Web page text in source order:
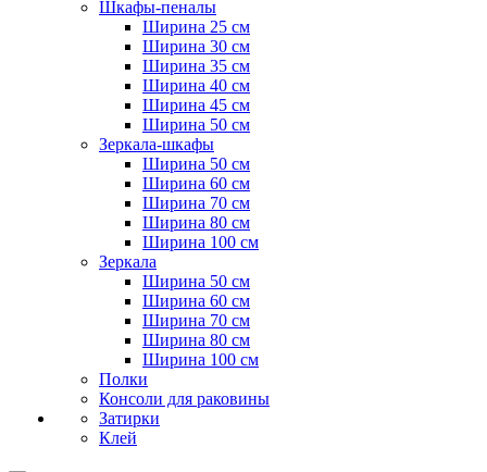
Шкафы-пеналы
Ширина 25 см
Ширина 30 см
Ширина 35 см
Ширина 40 см
Ширина 45 см
Ширина 50 см
Зеркала-шкафы
Ширина 50 см
Ширина 60 см
Ширина 70 см
Ширина 80 см
Ширина 100 см
Зеркала
Ширина 50 см
Ширина 60 см
Ширина 70 см
Ширина 80 см
Ширина 100 см
Полки
Консоли для раковины
Затирки
Клей